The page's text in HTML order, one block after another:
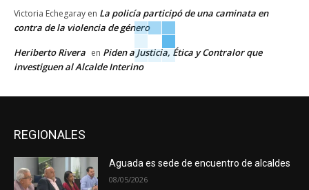
Victoria Echegaray en La policía participó de una caminata en
contra de la violencia de género
Heriberto Rivera en Piden a Justicia, Ética y Contralor que
investiguen al Alcalde Interino
REGIONALES
Aguada es sede de encuentro de alcaldes
08/05/2026